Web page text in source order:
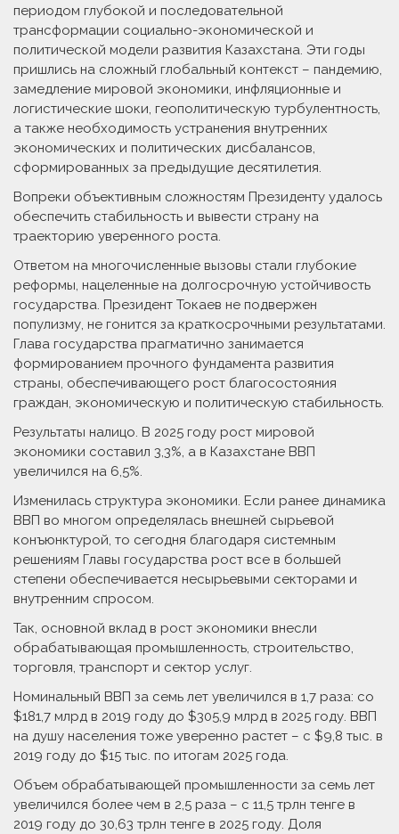
периодом глубокой и последовательной
трансформации социально-экономической и
политической модели развития Казахстана. Эти годы
пришлись на сложный глобальный контекст – пандемию,
замедление мировой экономики, инфляционные и
логистические шоки, геополитическую турбулентность,
а также необходимость устранения внутренних
экономических и политических дисбалансов,
сформированных за предыдущие десятилетия.
Вопреки объективным сложностям Президенту удалось
обеспечить стабильность и вывести страну на
траекторию уверенного роста.
Ответом на многочисленные вызовы стали глубокие
реформы, нацеленные на долгосрочную устойчивость
государства. Президент Токаев не подвержен
популизму, не гонится за краткосрочными результатами.
Глава государства прагматично занимается
формированием прочного фундамента развития
страны, обеспечивающего рост благосостояния
граждан, экономическую и политическую стабильность.
Результаты налицо. В 2025 году рост мировой
экономики сос­тавил 3,3%, а в Казахстане ВВП
увеличился на 6,5%.
Изменилась структура экономики. Если ранее динамика
ВВП во многом определялась внешней сырьевой
конъюнктурой, то сегодня благодаря системным
решениям Главы государства рост все в большей
степени обеспечивается несырьевыми секторами и
внутренним спросом.
Так, основной вклад в рост экономики внесли
обрабатывающая промышленность, строительство,
торговля, транспорт и сектор услуг.
Номинальный ВВП за семь лет увеличился в 1,7 раза: со
$181,7 млрд в 2019 году до $305,9 млрд в 2025 году. ВВП
на душу населения тоже уверенно растет – с $9,8 тыс. в
2019 году до $15 тыс. по итогам 2025 года.
Объем обрабатывающей промышленности за семь лет
увеличился более чем в 2,5 раза – с 11,5 трлн тенге в
2019 году до 30,63 трлн тенге в 2025 году. Доля